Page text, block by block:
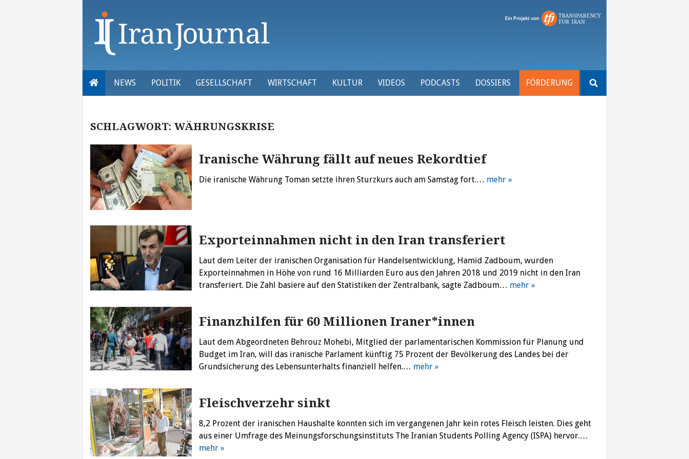
NEWS POLITIK GESELLSCHAFT WIRTSCHAFT KULTUR VIDEOS PODCASTS DOSSIERS FÖRDERUNG
nach:
SCHLAGWORT: WÄHRUNGSKRISE
Iranische Währung fällt auf neues Rekordtief
Die iranische Währung Toman setzte ihren Sturzkurs auch am Samstag fort.… mehr »
Exporteinnahmen nicht in den Iran transferiert
Laut dem Leiter der iranischen Organisation für Handelsentwicklung, Hamid Zadboum, wurden
Exporteinnahmen in Höhe von rund 16 Milliarden Euro aus den Jahren 2018 und 2019 nicht in den Iran
transferiert. Die Zahl basiere auf den Statistiken der Zentralbank, sagte Zadboum… mehr »
Finanzhilfen für 60 Millionen Iraner*innen
Laut dem Abgeordneten Behrouz Mohebi, Mitglied der parlamentarischen Kommission für Planung und
Budget im Iran, will das iranische Parlament künftig 75 Prozent der Bevölkerung des Landes bei der
Grundsicherung des Lebensunterhalts finanziell helfen.… mehr »
Fleischverzehr sinkt
8,2 Prozent der iranischen Haushalte konnten sich im vergangenen Jahr kein rotes Fleisch leisten. Dies geht
aus einer Umfrage des Meinungsforschungsinstituts The Iranian Students Polling Agency (ISPA) hervor.…
mehr »